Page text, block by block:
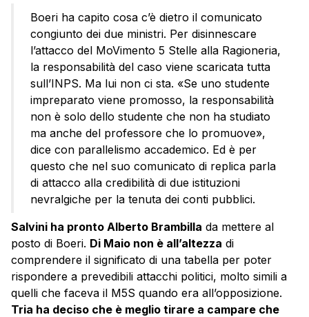
Boeri ha capito cosa c’è dietro il comunicato
congiunto dei due ministri. Per disinnescare
l’attacco del MoVimento 5 Stelle alla Ragioneria,
la responsabilità del caso viene scaricata tutta
sull’INPS. Ma lui non ci sta. «Se uno studente
impreparato viene promosso, la responsabilità
non è solo dello studente che non ha studiato
ma anche del professore che lo promuove»,
dice con parallelismo accademico. Ed è per
questo che nel suo comunicato di replica parla
di attacco alla credibilità di due istituzioni
nevralgiche per la tenuta dei conti pubblici.
Salvini ha pronto Alberto Brambilla da mettere al
posto di Boeri. Di Maio non è all’altezza di
comprendere il significato di una tabella per poter
rispondere a prevedibili attacchi politici, molto simili a
quelli che faceva il M5S quando era all’opposizione.
Tria ha deciso che è meglio tirare a campare che